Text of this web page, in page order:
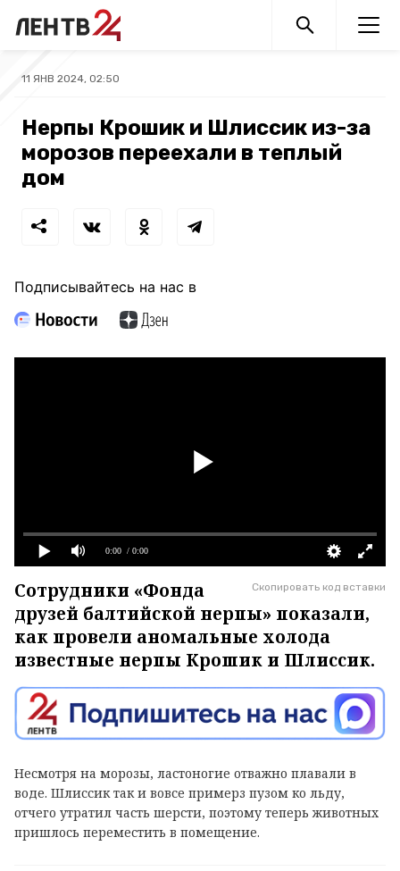
11 ЯНВ 2024, 02:50
Нерпы Крошик и Шлиссик из-за
морозов переехали в теплый
дом
Подписывайтесь на нас в
0:00 / 0:00
Скопировать код вставки
Сотрудники «Фонда
друзей балтийской нерпы» показали,
как провели аномальные холода
известные нерпы Крошик и Шлиссик.
Несмотря на морозы, ластоногие отважно плавали в
воде. Шлиссик так и вовсе примерз пузом ко льду,
отчего утратил часть шерсти, поэтому теперь животных
пришлось переместить в помещение.